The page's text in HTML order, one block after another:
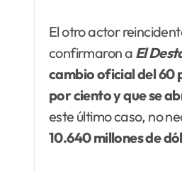
El otro actor
confirmaron a El
cambio oficial del 60
por ciento y que se
este último caso, no
10.640 millones de